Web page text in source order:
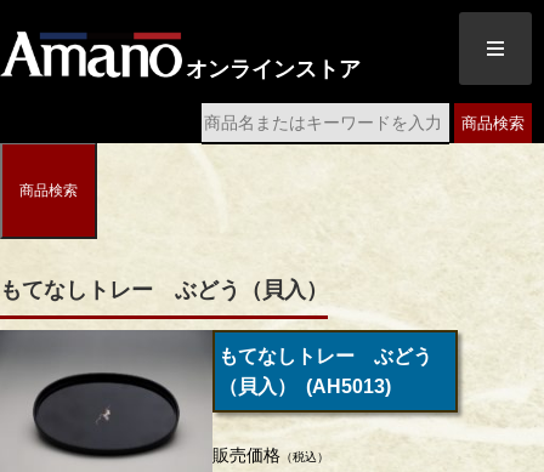
商品検索
オンラインストア
商品検索
もてなしトレー ぶどう（貝入）
もてなしトレー ぶどう
（貝入） (AH5013)
販売価格（税込）